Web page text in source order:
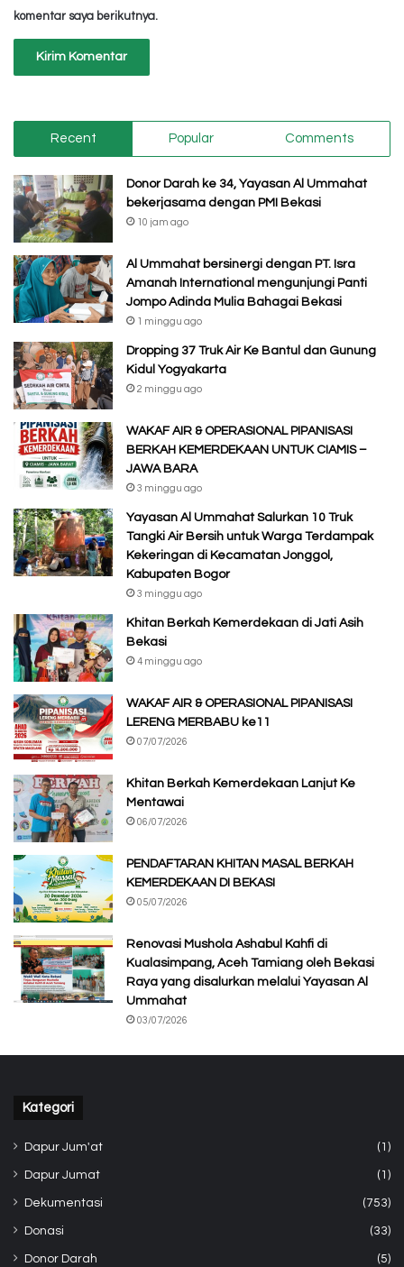
komentar saya berikutnya.
Recent Popular Comments
Donor Darah ke 34, Yayasan Al Ummahat
bekerjasama dengan PMI Bekasi
10 jam ago
Al Ummahat bersinergi dengan PT. Isra
Amanah International mengunjungi Panti
Jompo Adinda Mulia Bahagai Bekasi
1 minggu ago
Dropping 37 Truk Air Ke Bantul dan Gunung
Kidul Yogyakarta
2 minggu ago
WAKAF AIR & OPERASIONAL PIPANISASI
BERKAH KEMERDEKAAN UNTUK CIAMIS –
JAWA BARA
3 minggu ago
Yayasan Al Ummahat Salurkan 10 Truk
Tangki Air Bersih untuk Warga Terdampak
Kekeringan di Kecamatan Jonggol,
Kabupaten Bogor
3 minggu ago
Khitan Berkah Kemerdekaan di Jati Asih
Bekasi
4 minggu ago
WAKAF AIR & OPERASIONAL PIPANISASI
LERENG MERBABU ke11
07/07/2026
Khitan Berkah Kemerdekaan Lanjut Ke
Mentawai
06/07/2026
PENDAFTARAN KHITAN MASAL BERKAH
KEMERDEKAAN DI BEKASI
05/07/2026
Renovasi Mushola Ashabul Kahfi di
Kualasimpang, Aceh Tamiang oleh Bekasi
Raya yang disalurkan melalui Yayasan Al
Ummahat
03/07/2026
Kategori
Dapur Jum'at (1)
Dapur Jumat (1)
Dekumentasi (753)
Donasi (33)
Donor Darah (5)